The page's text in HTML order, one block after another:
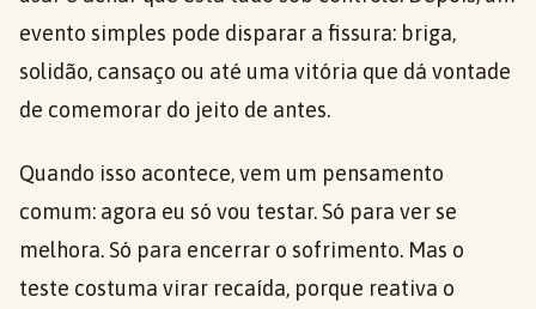
evento simples pode disparar a fissura: briga,
solidão, cansaço ou até uma vitória que dá vontade
de comemorar do jeito de antes.
Quando isso acontece, vem um pensamento
comum: agora eu só vou testar. Só para ver se
melhora. Só para encerrar o sofrimento. Mas o
teste costuma virar recaída, porque reativa o